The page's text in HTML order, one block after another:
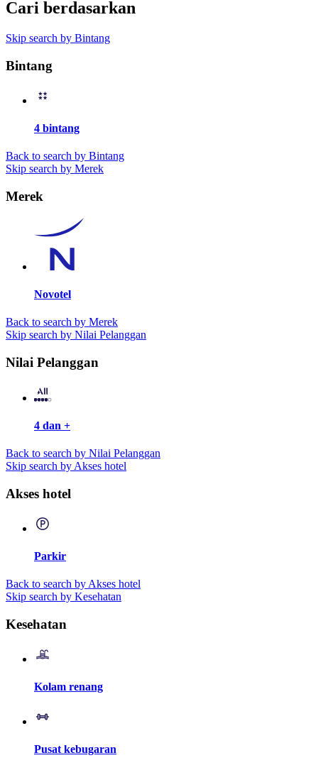
Cari berdasarkan
Skip search by Bintang
Bintang
4 bintang
Back to search by Bintang
Skip search by Merek
Merek
Novotel
Back to search by Merek
Skip search by Nilai Pelanggan
Nilai Pelanggan
4 dan +
Back to search by Nilai Pelanggan
Skip search by Akses hotel
Akses hotel
Parkir
Back to search by Akses hotel
Skip search by Kesehatan
Kesehatan
Kolam renang
Pusat kebugaran